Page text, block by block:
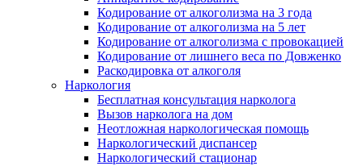
Кодирование от алкоголизма на 3 года
Кодирование от алкоголизма на 5 лет
Кодирование от алкоголизма с провокацией
Кодирование от лишнего веса по Довженко
Раскодировка от алкоголя
Наркология
Бесплатная консультация нарколога
Вызов нарколога на дом
Неотложная наркологическая помощь
Наркологический диспансер
Наркологический стационар